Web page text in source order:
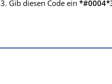
3. Gib diesen Code ein